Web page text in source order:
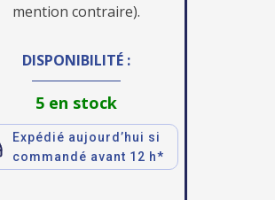
mention contraire).
DISPONIBILITÉ :
5 en stock
Expédié aujourd’hui si
commandé avant 12 h*